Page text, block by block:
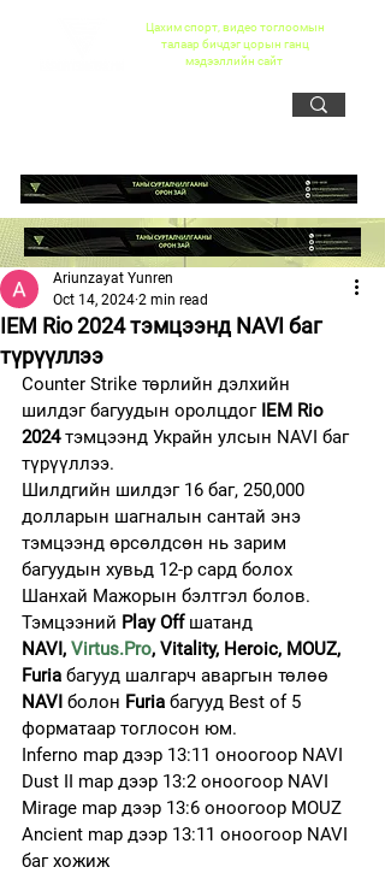
Цахим спорт, видео тоглоомын
талаар бичдэг цорын ганц
мэдээллийн сайт
IEM Rio 2024 тэмцээнд NAVI баг
түрүүллээ
Ariunzayat Yunren
Oct 14, 2024 2 min read
Counter Strike төрлийн дэлхийн
шилдэг багуудын оролцдог IEM Rio
2024 тэмцээнд Украйн улсын NAVI баг
түрүүллээ.
Шилдгийн шилдэг 16 баг, 250,000
долларын шагналын сантай энэ
тэмцээнд өрсөлдсөн нь зарим
багуудын хувьд 12-р сард болох
Шанхай Мажорын бэлтгэл болов.
Тэмцээний Play Off шатанд
NAVI, Virtus.Pro, Vitality, Heroic, MOUZ,
Furia багууд шалгарч аваргын төлөө
NAVI болон Furia багууд Best of 5
форматаар тоглосон юм.
Inferno mаp дээр 13:11 оноогоор NAVI
Dust II map дээр 13:2 оноогоор NAVI
Mirage map дээр 13:6 оноогоор MOUZ
Ancient map дээр 13:11 оноогоор NAVI
баг хожиж